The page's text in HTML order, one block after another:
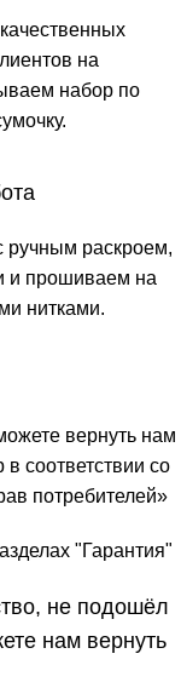
на
набор по
ручным раскроем,
и прошиваем на
нитками.
вернуть нам
соответствии со
потребителей»
"Гарантия"
не подошёл
нам вернуть